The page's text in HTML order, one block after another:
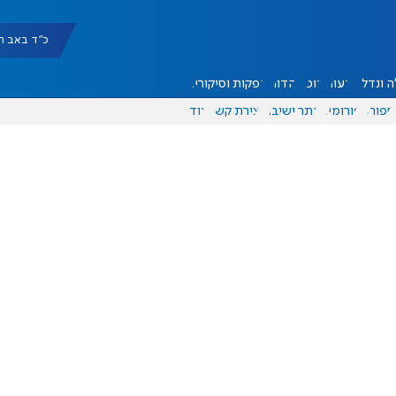
כ"ד באב תשפ"ו
ונדל"ן דעות אוכל יהדות הפקות וסיקורים
ספורט פורומים אתר ישיבה יצירת קשר עוד